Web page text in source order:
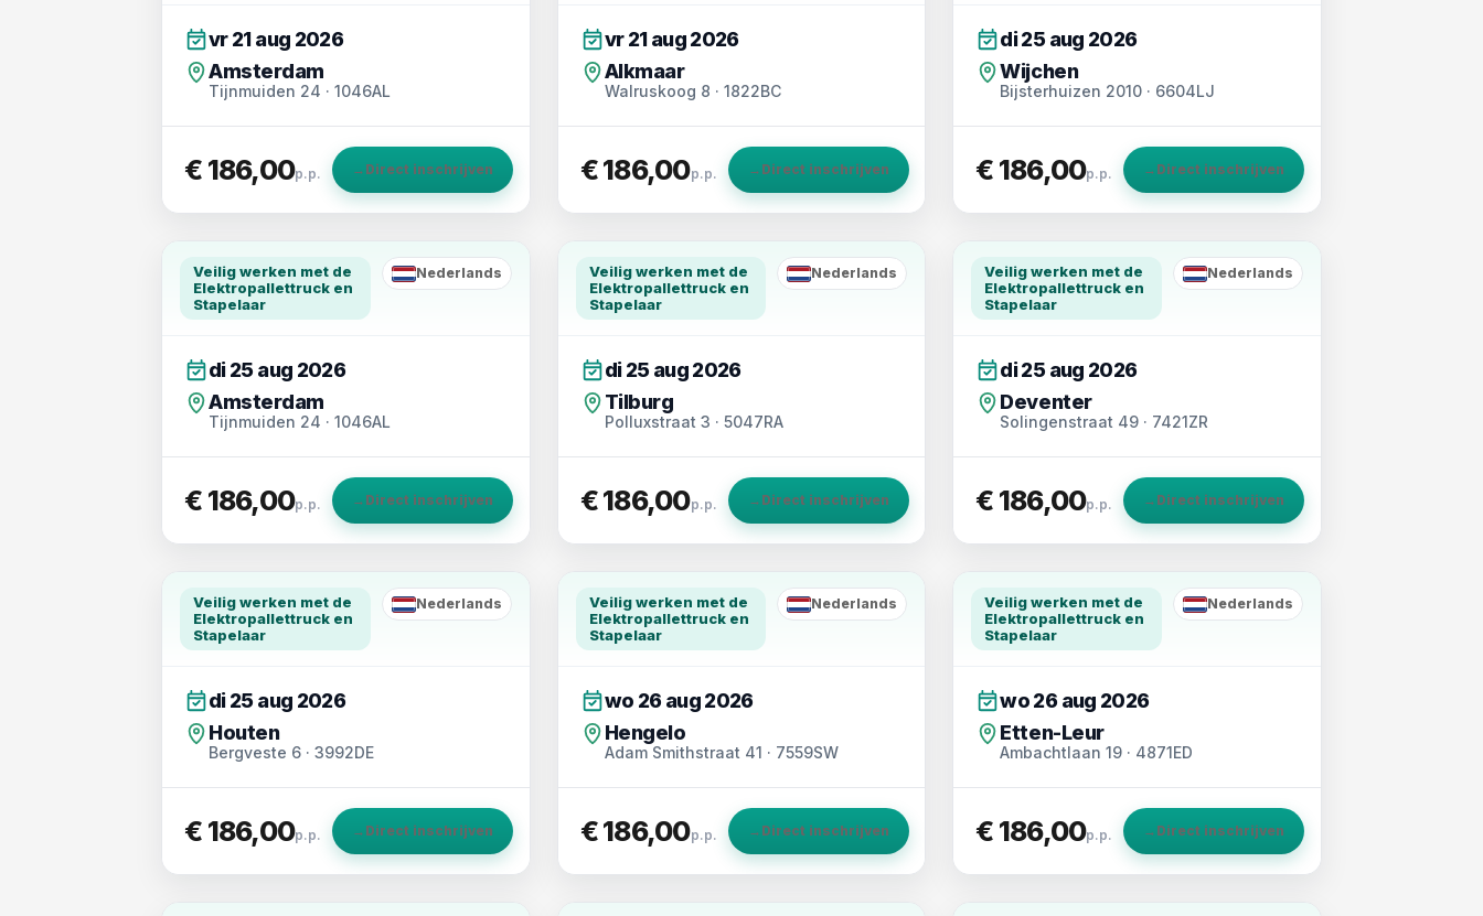
vr 21 aug 2026
Amsterdam
Tijnmuiden 24 · 1046AL
€ 186,00p.p. → Direct inschrijven
vr 21 aug 2026
Alkmaar
Walruskoog 8 · 1822BC
€ 186,00p.p. → Direct inschrijven
di 25 aug 2026
Wijchen
Bijsterhuizen 2010 · 6604LJ
€ 186,00p.p. → Direct inschrijven
Veilig werken met de
Elektropallettruck en
Stapelaar
NL
Nederlands
di 25 aug 2026
Amsterdam
Tijnmuiden 24 · 1046AL
€ 186,00p.p. → Direct inschrijven
Veilig werken met de
Elektropallettruck en
Stapelaar
NL
Nederlands
di 25 aug 2026
Tilburg
Polluxstraat 3 · 5047RA
€ 186,00p.p. → Direct inschrijven
Veilig werken met de
Elektropallettruck en
Stapelaar
NL
Nederlands
di 25 aug 2026
Deventer
Solingenstraat 49 · 7421ZR
€ 186,00p.p. → Direct inschrijven
Veilig werken met de
Elektropallettruck en
Stapelaar
NL
Nederlands
di 25 aug 2026
Houten
Bergveste 6 · 3992DE
€ 186,00p.p. → Direct inschrijven
Veilig werken met de
Elektropallettruck en
Stapelaar
NL
Nederlands
wo 26 aug 2026
Hengelo
Adam Smithstraat 41 · 7559SW
€ 186,00p.p. → Direct inschrijven
Veilig werken met de
Elektropallettruck en
Stapelaar
NL
Nederlands
wo 26 aug 2026
Etten-Leur
Ambachtlaan 19 · 4871ED
€ 186,00p.p. → Direct inschrijven